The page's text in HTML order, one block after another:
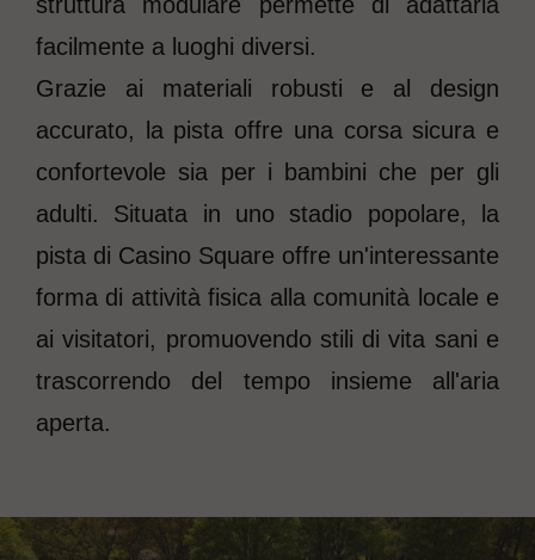
facilmente a luoghi diversi.
Grazie ai materiali robusti e al design
accurato, la pista offre una corsa sicura e
confortevole sia per i bambini che per gli
adulti. Situata in uno stadio popolare, la
pista di Casino Square offre un'interessante
forma di attività fisica alla comunità locale e
ai visitatori, promuovendo stili di vita sani e
trascorrendo del tempo insieme all'aria
aperta.